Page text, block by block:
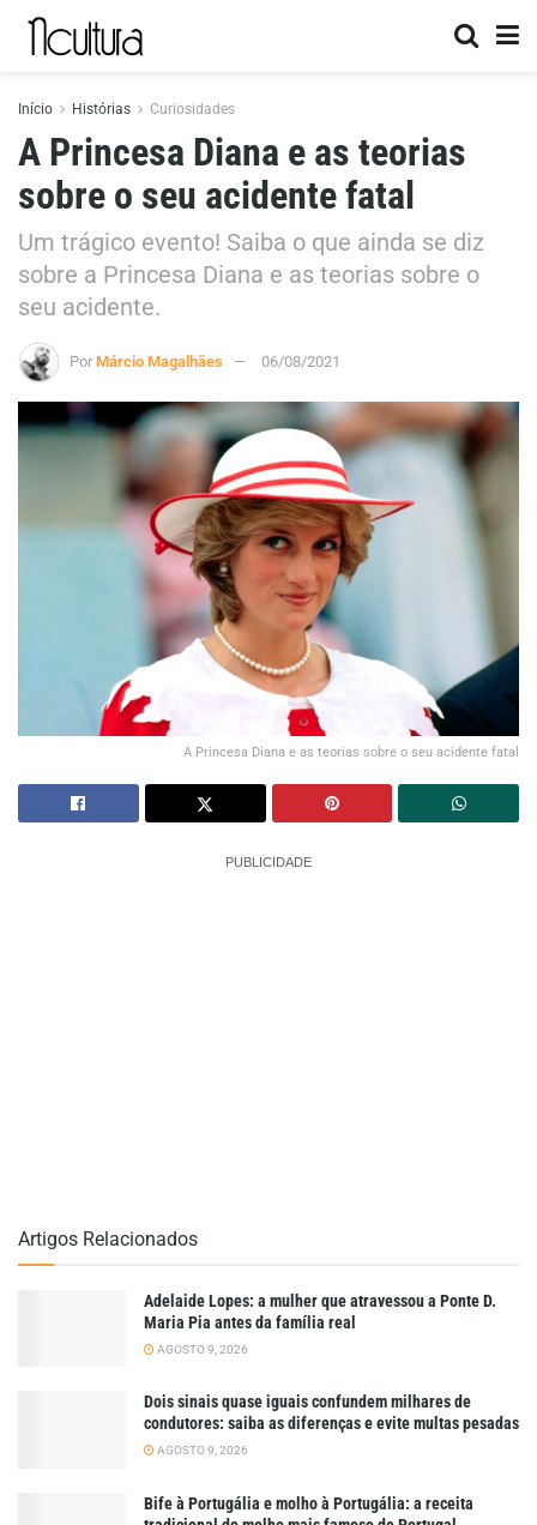
Início Histórias Curiosidades
A Princesa Diana e as teorias
sobre o seu acidente fatal
Um trágico evento! Saiba o que ainda se diz
sobre a Princesa Diana e as teorias sobre o
seu acidente.
Por Márcio Magalhães 06/08/2021
A Princesa Diana e as teorias sobre o seu acidente fatal
PUBLICIDADE
Artigos Relacionados
Adelaide Lopes: a mulher que atravessou a Ponte D.
Maria Pia antes da família real
AGOSTO 9, 2026
Dois sinais quase iguais confundem milhares de
condutores: saiba as diferenças e evite multas pesadas
AGOSTO 9, 2026
Bife à Portugália e molho à Portugália: a receita